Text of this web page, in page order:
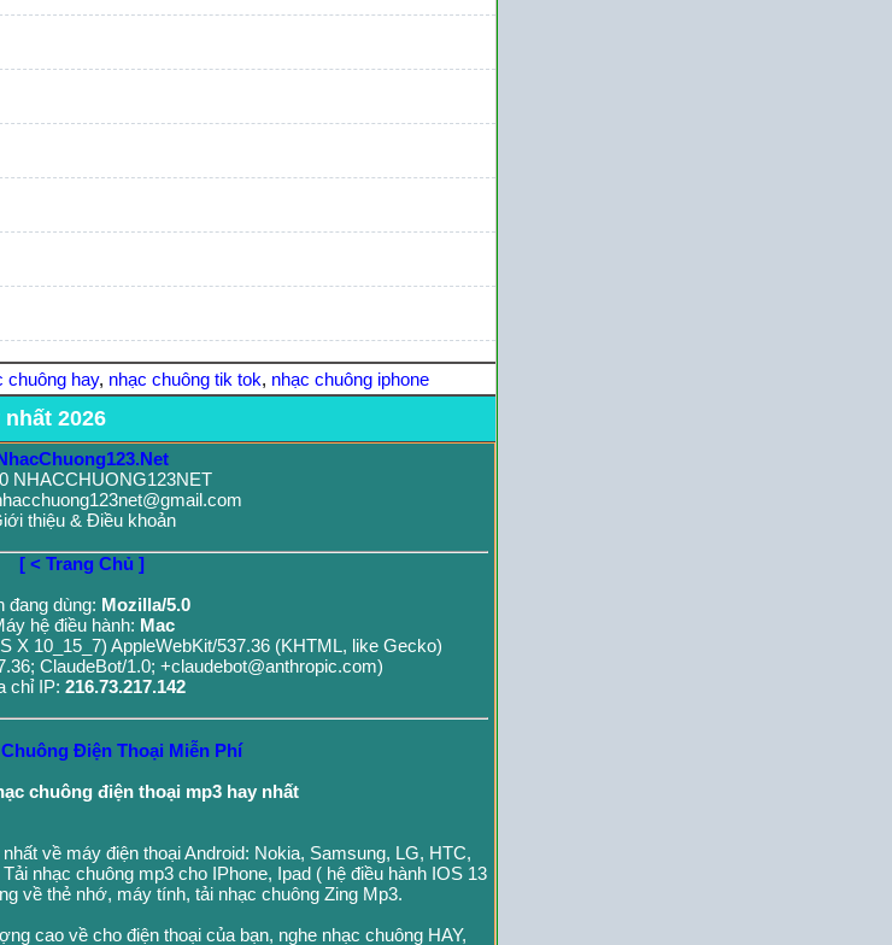
chuông hay, nhạc chuông tik tok, nhạc chuông iphone
2026
NHACCHUONG123NET
thiệu & Điều khoản
[ < Trang Chủ ]
đang dùng: Mozilla/5.0
hệ điều hành: Mac
X 10_15_7) AppleWebKit/537.36 (KHTML, like Gecko)
ClaudeBot/1.0; +claudebot@anthropic.com)
chỉ IP: 216.73.217.142
Điện Thoại Miễn Phí
chuông điện thoại mp3 hay nhất
về máy điện thoại Android: Nokia, Samsung, LG, HTC,
nhạc chuông mp3 cho IPhone, Ipad ( hệ điều hành IOS 13
về thẻ nhớ, máy tính, tải nhạc chuông Zing Mp3.
cao về cho điện thoại của bạn, nghe nhạc chuông HAY,